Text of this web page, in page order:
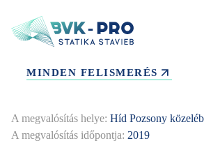
MINDEN FELISMERÉS
A megvalósítás időpontja: 2019
A megvalósítás helye: Híd Pozsony